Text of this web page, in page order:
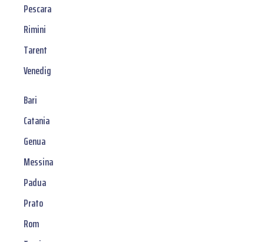
Pescara
Rimini
Tarent
Venedig
Bari
Catania
Genua
Messina
Padua
Prato
Rom